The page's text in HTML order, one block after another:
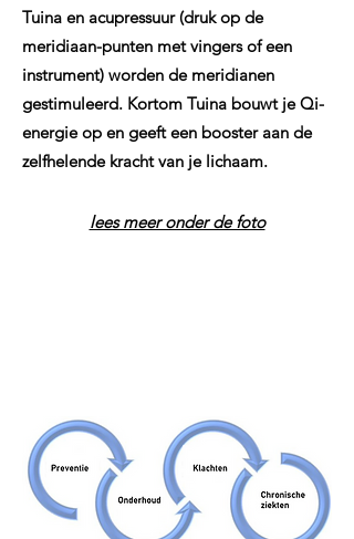
Tuina en acupressuur (druk op de
meridiaan-punten met vingers of een
instrument) worden de meridianen
gestimuleerd. Kortom Tuina bouwt je Qi-
energie op en geeft een booster aan de
zelfhelende kracht van je lichaam.
lees meer onder de foto